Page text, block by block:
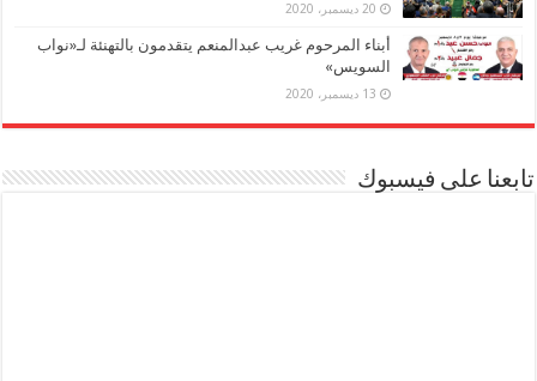
20 ديسمبر، 2020
أبناء المرحوم غريب عبدالمنعم يتقدمون بالتهنئة لـ«نواب
السويس»
13 ديسمبر، 2020
تابعنا على فيسبوك